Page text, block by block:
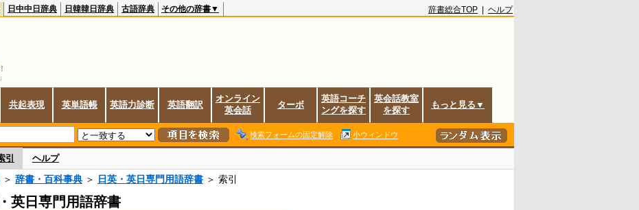
日中中日辞典 日韓韓日辞典 古語辞典 その他の辞書▼ 辞書総合TOP ヘルプ
共起表現 英単語帳 英語力診断 英語翻訳
オンライン
英会話
ターボ
英語コーチ
ングを探す
英会話教室
を探す
もっと見る▼
検索フォームの固定解除 小ウィンドウ
引 ヘルプ
＞ 辞書・百科事典 ＞ 日英・英日専門用語辞書 ＞ 索引
英日専門用語辞書